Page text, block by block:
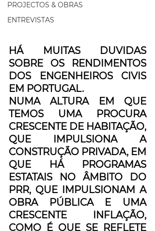
PROJECTOS & OBRAS
ENTREVISTAS
HÁ MUITAS DUVIDAS
SOBRE OS RENDIMENTOS
DOS ENGENHEIROS CIVIS
EM PORTUGAL.
NUMA ALTURA EM QUE
TEMOS UMA PROCURA
CRESCENTE DE HABITAÇÃO,
QUE IMPULSIONA A
CONSTRUÇÃO PRIVADA, EM
QUE HÁ PROGRAMAS
ESTATAIS NO ÂMBITO DO
PRR, QUE IMPULSIONAM A
OBRA PÚBLICA E UMA
CRESCENTE INFLAÇÃO,
COMO É QUE SE REFLETE